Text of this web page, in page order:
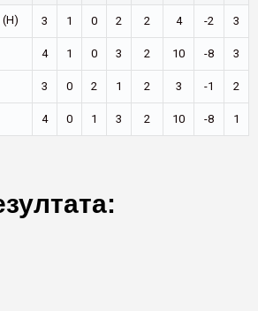
(Н) 3 1 0 2 2 4 -2 3
4 1 0 3 2 10 -8 3
3 0 2 1 2 3 -1 2
4 0 1 3 2 10 -8 1